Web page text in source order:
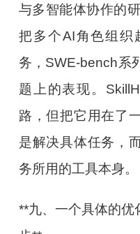
与多智能体协作的
把多个AI角色组织
务，SWE-bench系
题上的表现。
路，但把它用在了
是解决具体任务，
务所用的工具本身。
**九、一个具体的优